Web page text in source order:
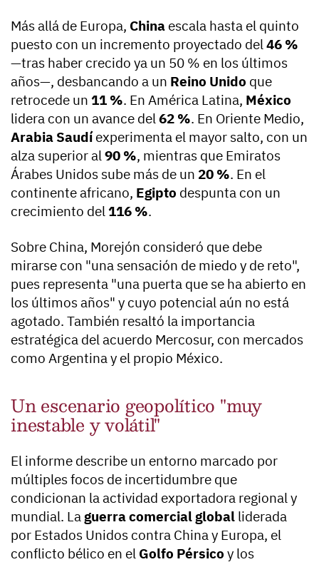
Más allá de Europa, China escala hasta el quinto
puesto con un incremento proyectado del46 %
—tras haber crecido ya un 50 % en los últimos
años—, desbancando a un Reino Unido que
retrocede un 11 %. En América Latina, México
lidera con un avance del62 %. En Oriente Medio,
Arabia Saudíexperimenta el mayor salto, con un
alza superior al90 %, mientras que Emiratos
Árabes Unidos sube más de un 20 %. En el
continente africano, Egipto despunta con un
crecimiento del 116 %.
Sobre China, Morejón consideró que debe
mirarse con "una sensación de miedo y de reto",
pues representa "una puerta que se ha abierto en
los últimos años" y cuyo potencial aún no está
agotado. También resaltó la importancia
estratégica del acuerdo Mercosur, con mercados
como Argentina y el propio México.
Un escenario geopolítico "muy
inestable y volátil"
El informe describe un entorno marcado por
múltiples focos de incertidumbre que
condicionan la actividad exportadora regional y
mundial. La guerra comercial global liderada
por Estados Unidos contra China y Europa, el
conflicto bélico en el Golfo Pérsico y los